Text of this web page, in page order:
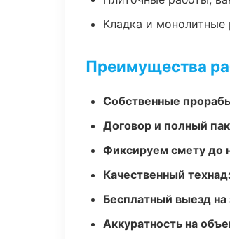
Кладка и монолитные
Преимущества
Собственные
Договор и полный
Фиксируем смету до
Качественный
Бесплатный выезд
Аккуратность на